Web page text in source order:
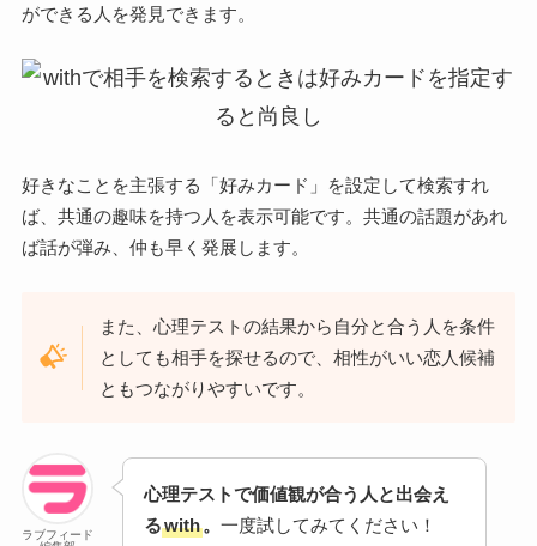
ができる人を発見できます。
好きなことを主張する「好みカード」を設定して検索すれ
ば、共通の趣味を持つ人を表示可能です。共通の話題があれ
ば話が弾み、仲も早く発展します。
また、心理テストの結果から自分と合う人を条件
としても相手を探せるので、相性がいい恋人候補
ともつながりやすいです。
ラブフィード
心理テストで価値観が合う人と出会え
るwith。 一度試してみてください！